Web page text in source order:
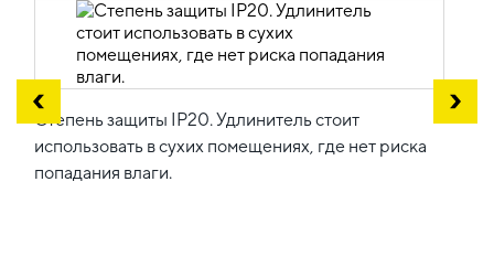
Степень защиты IP20. Удлинитель стоит
использовать в сухих помещениях, где нет риска
попадания влаги.